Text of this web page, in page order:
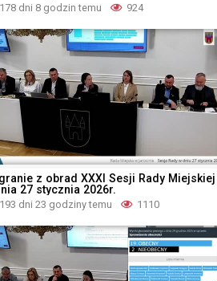
178 dni 8 godzin temu 924
z obrad XXXI Sesji Rady Miejskiej
27 stycznia 2026r.
193 dni 23 godziny temu 1110